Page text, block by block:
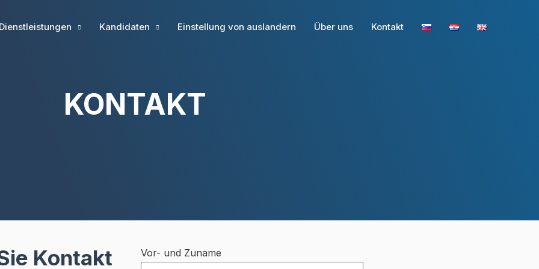
Dienstleistungen Kandidaten Einstellung von auslandern Über uns Kontakt
KONTAKT
Kontakt
Vor- und Zuname